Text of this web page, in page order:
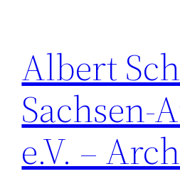
springen
Albert
Sachsen-
e.V. –